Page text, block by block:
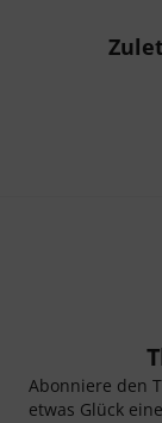
Abonniere den
etwas Glück